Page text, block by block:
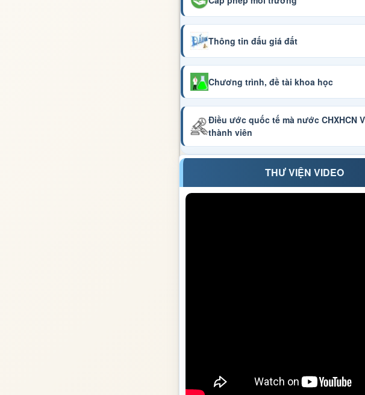
Thông tin đấu giá đất
Chương trình, đề tài khoa học
Điều ước quốc tế mà nước CHXHCN
thành viên
THƯ VIỆN VIDEO